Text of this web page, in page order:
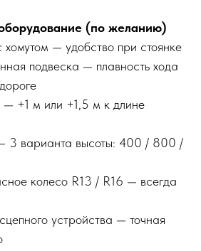
(по желанию)
— удобство при стоянке
подвеска — плавность хода
— +1 м или +1,5 м к длине
3 варианта высоты: 400 / 800 /
колесо R13 / R16 — всегда
устройства — точная